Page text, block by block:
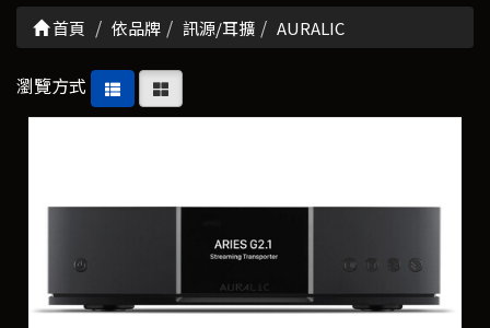
首頁 依品牌 訊源/耳擴 AURALIC
瀏覽方式